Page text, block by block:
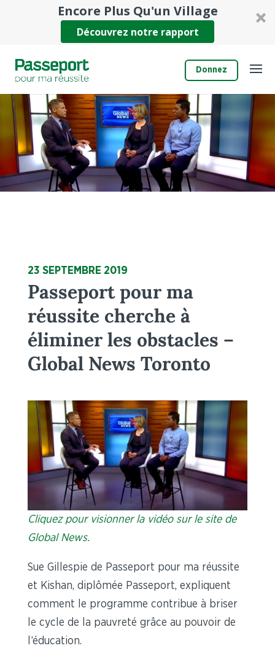
Encore Plus Qu'un Village
Découvrez notre rapport
Donnez
23 SEPTEMBRE 2019
Passeport pour ma
réussite cherche à
éliminer les obstacles –
Global News Toronto
Cliquez pour visionner la vidéo sur le site de
Global News.
Sue Gillespie de Passeport pour ma réussite
et Kishan, diplômée Passeport, expliquent
comment le programme contribue à briser
le cycle de la pauvreté grâce au pouvoir de
l’éducation.